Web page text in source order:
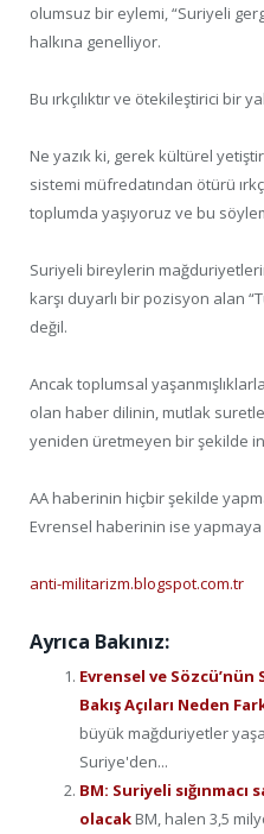
olumsuz bir eylemi, “Suriyeli
halkına genelliyor.
Bu ırkçılıktır ve ötekileştirici bir
Ne yazık ki, gerek kültürel
sistemi müfredatından ötürü
toplumda yaşıyoruz ve bu
Suriyeli bireylerin
karşı duyarlı bir pozisyon alan
değil.
Ancak toplumsal
olan haber dilinin, mutlak suretle
yeniden üretmeyen bir şekilde
AA haberinin hiçbir şekilde
Evrensel haberinin ise
anti-militarizm.blogspot.com.tr
Ayrıca Bakınız:
Evrensel ve
Bakış Açıları Neden
büyük mağduriyetler
Suriye'den...
BM: Suriyeli sığınmacı
olacak BM, halen 3,5